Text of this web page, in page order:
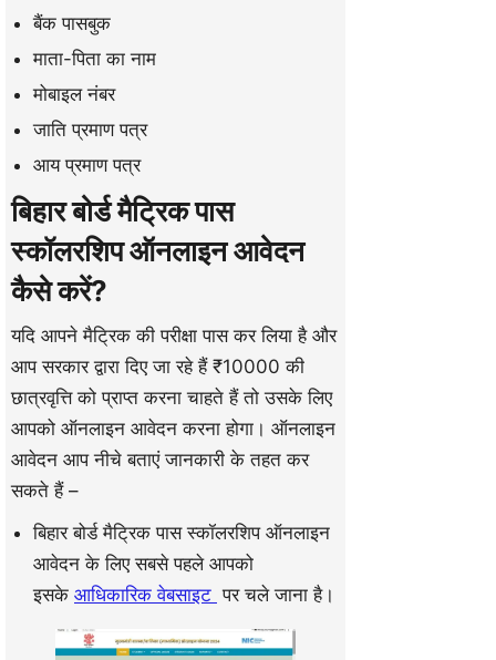
बैंक पासबुक
माता-पिता का नाम
मोबाइल नंबर
जाति प्रमाण पत्र
आय प्रमाण पत्र
बिहार बोर्ड मैट्रिक पास
स्कॉलरशिप ऑनलाइन आवेदन
कैसे करें?
यदि आपने मैट्रिक की परीक्षा पास कर लिया है और
आप सरकार द्वारा दिए जा रहे हैं ₹10000 की
छात्रवृत्ति को प्राप्त करना चाहते हैं तो उसके लिए
आपको ऑनलाइन आवेदन करना होगा। ऑनलाइन
आवेदन आप नीचे बताएं जानकारी के तहत कर
सकते हैं –
बिहार बोर्ड मैट्रिक पास स्कॉलरशिप ऑनलाइन
आवेदन के लिए सबसे पहले आपको
इसके आधिकारिक वेबसाइट पर चले जाना है।